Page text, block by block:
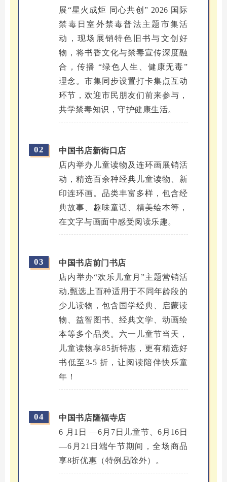
展“星火成炬 同心共创” 2026 国际
禁毒日室外禁毒普法主题市集活
动，现场展销特色旧书与文创好
物，将书香文化与禁毒宣传深度融
合，传播 “绿色人生、健康无毒”
理念。市集同步设置打卡集点互动
环节，欢迎市民朋友们前来参与，
共学禁毒知识，守护健康生活。
02
中国书店新街口店
店内举办儿童读物及连环画展销活
动，精选百余种经典儿童读物、新
印连环画。品类丰富多样，包含经
典故事、趣味童话、精美绘本等，
在文字与画面中感受阅读乐趣。
03
中国书店前门书店
店内举办“欢乐儿童月”主题营销活
动,甄选上百种适用于不同年龄段的
少儿读物，包含国学经典、启蒙读
物、益智图书、经典文学、动画绘
本等多个品类。六一儿童节当天，
儿童读物享85折特惠，更有精选好
书低至3-5 折，让阅读陪伴快乐童
年！
04
中国书店隆福寺店
6 月1日 —6月7日儿童节、6月16日
—6月21日端午节期间，全场商品
享8折优惠（特例品除外）。